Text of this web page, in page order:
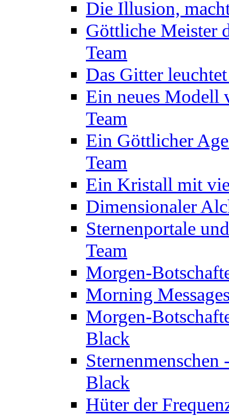
Die Illusion,
Göttliche Meister
Team
Das Gitter
Ein neues Modell
Team
Ein Göttlicher
Team
Ein Kristall mit
Dimensionaler
Sternenportale
Team
Morgen-
Morning
Morgen-
Black
Black
Hüter der